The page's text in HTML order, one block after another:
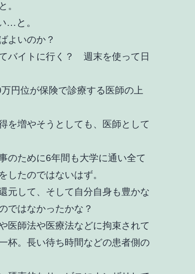
。
…と。
よいのか？
バイトに行く？ 週末を使って日
円位が保険で診療する医師の上
を増やそうとしても、医師として
のために6年間も大学に通い全て
したのではないはず。
元して、そして自分自身も豊かな
ではなかったかな？
医師法や医療法などに拘束されて
杯。長い待ち時間などの患者側の